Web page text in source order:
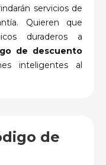
servicios de
Quieren que
duraderos a
de descuento
inteligentes al
de